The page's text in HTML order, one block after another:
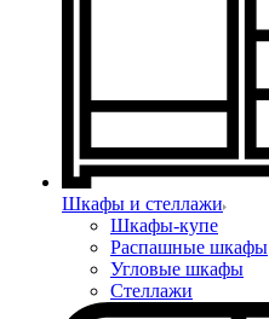
Шкафы и стеллажи
Шкафы-купе
Распашные шкафы
Угловые шкафы
Стеллажи